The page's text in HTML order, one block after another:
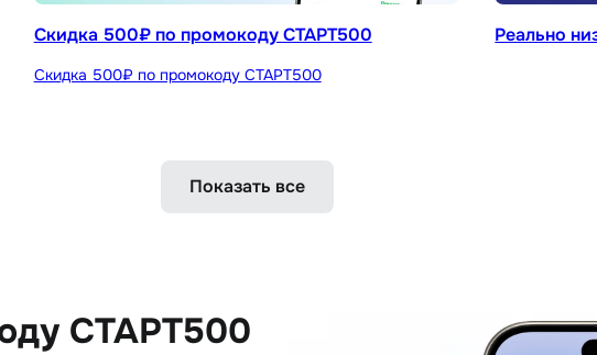
Скидка 500₽ по промокоду СТАРТ500
Скидка 500₽ по промокоду СТАРТ500
Реально
Показать все
СТАРТ500